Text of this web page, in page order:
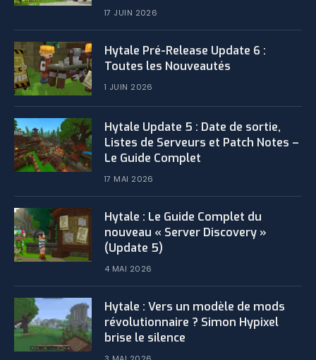
17 JUIN 2026
Hytale Pré-Release Update 6 :
Toutes les Nouveautés
1 JUIN 2026
Hytale Update 5 : Date de sortie,
Listes de Serveurs et Patch Notes –
Le Guide Complet
17 MAI 2026
Hytale : Le Guide Complet du
nouveau « Server Discovery »
(Update 5)
4 MAI 2026
Hytale : Vers un modèle de mods
révolutionnaire ? Simon Hypixel
brise le silence